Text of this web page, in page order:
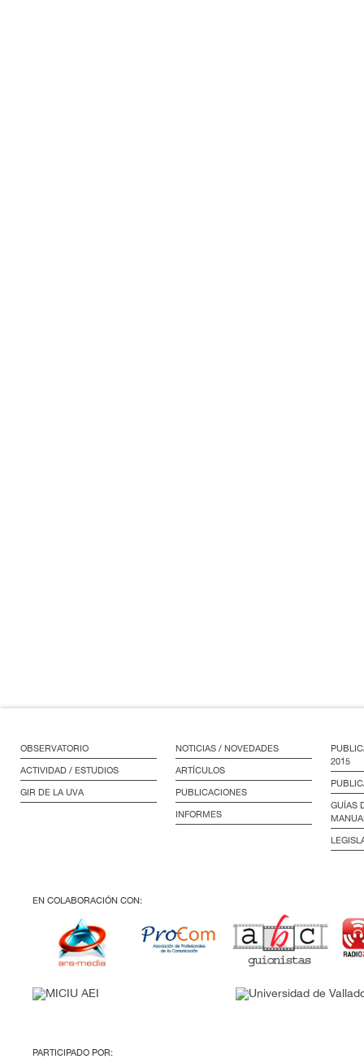
OBSERVATORIO
ACTIVIDAD / ESTUDIOS
GIR DE LA UVA
NOTICIAS / NOVEDADES
ARTÍCULOS
PUBLICACIONES
INFORMES
2015
GUÍAS
EN COLABORACIÓN CON:
PARTICIPADO POR: